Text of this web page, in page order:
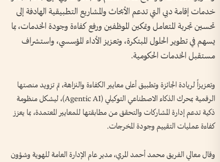
خدمات إقامة دبي التي تدعم الأبحاث والمشاريع التطبيقية الهادفة إلى
تحسين تجربة المتعامل وتمكين الموظفين ورفع كفاءة وجودة الخدمات، بما
يسهم في تطوير الحلول المبتكرة، وتعزيز الأداء المؤسسي، واستشراف
مستقبل الخدمات الحكومية.
وتعزيزاً لريادة الجائزة وتطبيق أعلى معايير الكفاءة والنزاهة، تم تزويد منصتها
الرقمية بمحرك الذكاء الاصطناعي التوكيلي (Agentic AI)، ليشكل منظومة
ذكية تدعم إدارة المشاركات والتحقق من مطابقتها للمعايير المعتمدة، بما يعزز
كفاءة عمليات التقييم وجودة المخرجات.
وقال معالي الفريق محمد أحمد المري، مدير عام الإدارة العامة للهوية وشؤون